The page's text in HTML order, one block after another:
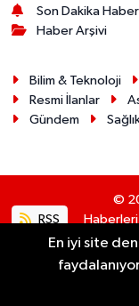
Son Dakika
Haber Arşivi
Bilim & Teknoloji
Resmi İlanlar
Gündem
RSS
©
En iyi site